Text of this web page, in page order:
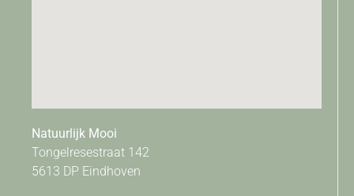
Natuurlijk Mooi
Tongelresestraat 142
5613 DP Eindhoven